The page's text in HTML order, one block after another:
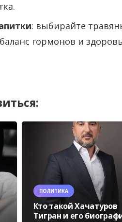
: выбирайте
гормонов и
ПОЛИТИКА
Кто такой Хачатуров
Тигран и его